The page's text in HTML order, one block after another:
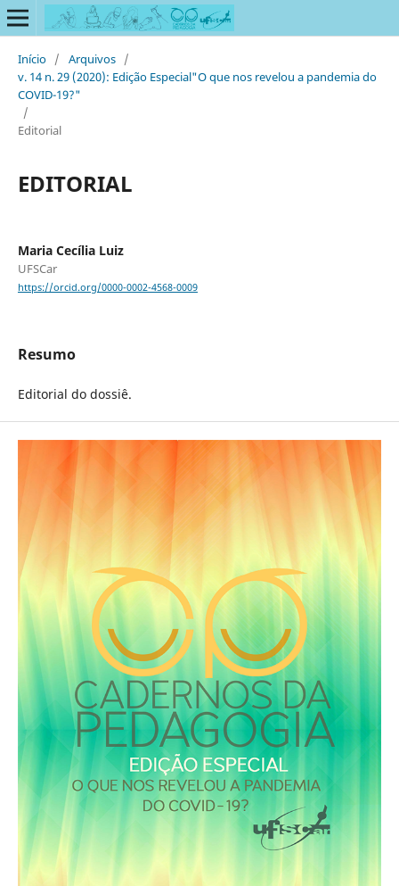
Início / Arquivos /
v. 14 n. 29 (2020): Edição Especial"O que nos revelou a pandemia do
COVID-19?"
/
Editorial
EDITORIAL
Maria Cecília Luiz
UFSCar
https://orcid.org/0000-0002-4568-0009
Resumo
Editorial do dossiê.